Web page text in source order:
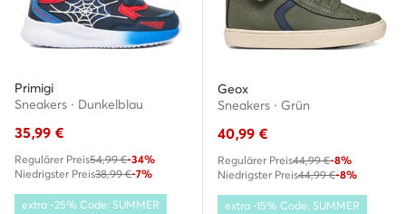
Primigi
Sneakers · Dunkelblau
35,99 €
Regulärer Preis54,99 €-34%
Niedrigster Preis38,99 €-7%
extra -25% Code: SUMMER
Geox
Sneakers · Grün
40,99 €
Regulärer Preis44,99 €-8%
Niedrigster Preis44,99 €-8%
extra -15% Code: SUMMER